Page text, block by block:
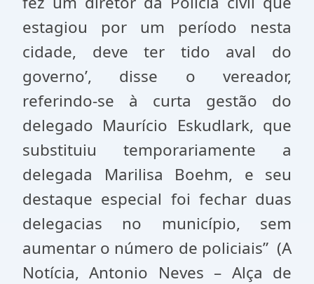
estagiou por um período nesta
cidade, deve ter tido aval do
governo’, disse o vereador,
referindo-se à curta gestão do
delegado Maurício Eskudlark, que
substituiu temporariamente a
delegada Marilisa Boehm, e seu
destaque especial foi fechar duas
delegacias no município, sem
aumentar o número de policiais” (A
Notícia, Antonio Neves – Alça de